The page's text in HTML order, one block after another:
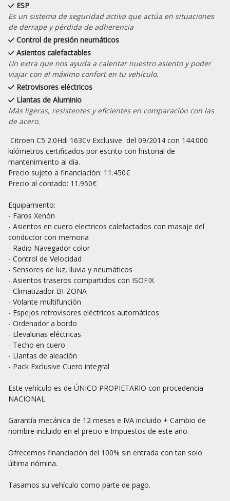
ESP
Es un sistema de seguridad activa que actúa en situaciones
de derrape y pérdida de adherencia
Control de presión neumáticos
Asientos calefactables
Un extra que nos ayuda a calentar nuestro asiento y poder
viajar con el máximo confort en tu vehículo.
Retrovisores eléctricos
Llantas de Aluminio
Más ligeras, resistentes y eficientes en comparación con las
de acero.
kilómetros certificados por escrito con historial de
mantenimiento al día.
Precio sujeto a financiación: 11.450€
Precio al contado: 11.950€
Equipamiento:
- Faros Xenón
- Asientos en cuero electricos calefactados con masaje del
conductor con memoria
- Radio Navegador color
- Control de Velocidad
- Sensores de luz, lluvia y neumáticos
- Asientos traseros compartidos con ISOFIX
- Climatizador BI-ZONA
- Volante multifunción
- Espejos retrovisores eléctricos automáticos
- Ordenador a bordo
- Elevalunas eléctricas
- Techo en cuero
- Llantas de aleación
- Pack Exclusive Cuero integral
Este vehículo es de ÚNICO PROPIETARIO con procedencia
NACIONAL.
Garantía mecánica de 12 meses e IVA incluido + Cambio de
nombre incluido en el precio e Impuestos de este año.
Ofrecemos financiación del 100% sin entrada con tan solo
última nómina.
Tasamos su vehículo como parte de pago.